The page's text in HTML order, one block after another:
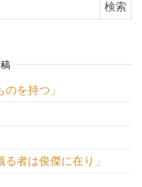
を持つ」
者は俊傑に在り」